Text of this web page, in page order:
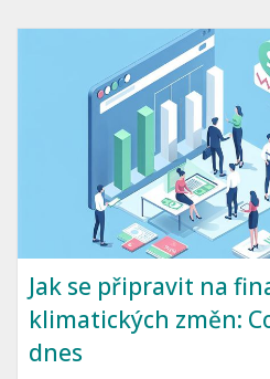
špatného načasování a
článek vás seznámí s
jak ho využít ve vaší
strategii.
Jak se připravit na
klimatických změn:
dnes